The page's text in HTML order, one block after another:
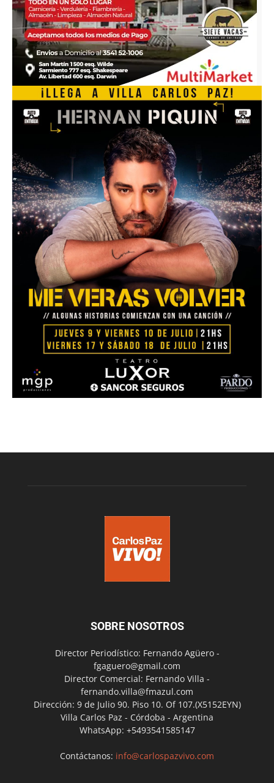
SOBRE NOSOTROS
Director Periodístico: Fernando Agüero -
fgaguero@gmail.com
Director Comercial: Fernando Villa -
fernando.villa@fmazul.com
Dirección: 9 de Julio 90. Piso 10. Of 107.(X5152EYN)
Villa Carlos Paz - Córdoba - Argentina
WhatsApp: +5493541585147
Contáctanos: info@carlospazvivo.com